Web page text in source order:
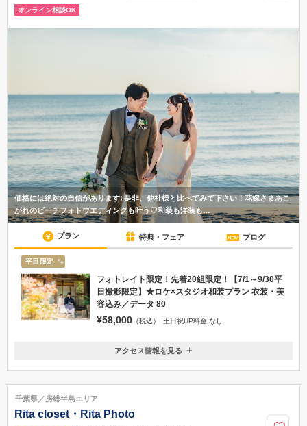
オンライン相談OK
価格には絶対の自信があります♪是非、他社様と比べてみて下さい！花嫁さまあこ
がれのビーチフォトウエディングも叶う♡和装も洋装も…
プラン 特典・フェア ブログ
平日限定
フォトレイト限定！先着20組限定！【7/1～9/30平
日撮影限定】★ロケ×スタジオ和装プラン 衣装・美
容込み／データ 80
¥58,000 （税込） 土日祝UP料金 なし
千葉県千葉市中央区春日2-25-16 福岡ビル3階
043-306-1170
アクセス情報を見る
千葉県／房総半島エリア
Rita closet・Rita Photo